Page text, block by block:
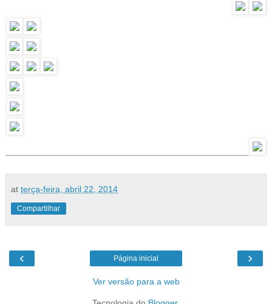
at terça-feira, abril 22, 2014
Compartilhar
‹ ›
Página inicial
Ver versão para a web